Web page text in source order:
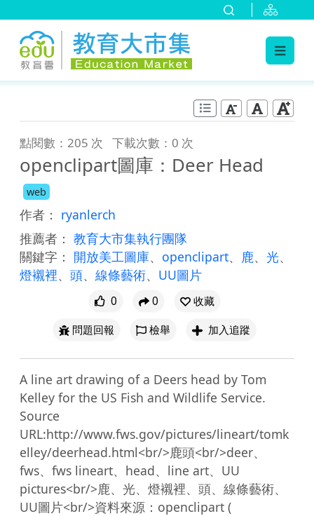
點閱數：205 次 下載次數：0 次
openclipart圖庫：Deer Head
web
作者： ryanlerch
推薦者： 教育大市集執行團隊
關鍵字： 開放美工圖庫、 openclipart、 鹿、 光、
燈襯裡、 頭、 線條藝術、 UU圖片
0 0
收藏
問題回報
檢舉 加入追蹤
A line art drawing of a Deers head by Tom
Kelley for the US Fish and Wildlife Service.
Source
URL:http://www.fws.gov/pictures/lineart/tomk
elley/deerhead.html<br/>鹿頭<br/>deer、
fws、fws lineart、head、line art、UU
pictures<br/>鹿、光、燈襯裡、頭、線條藝術、
UU圖片<br/>資料來源：openclipart (